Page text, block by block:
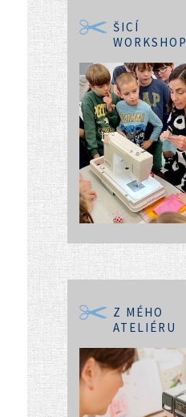
ŠICÍ
WORKSHOP
Z MÉHO
ATELIÉRU